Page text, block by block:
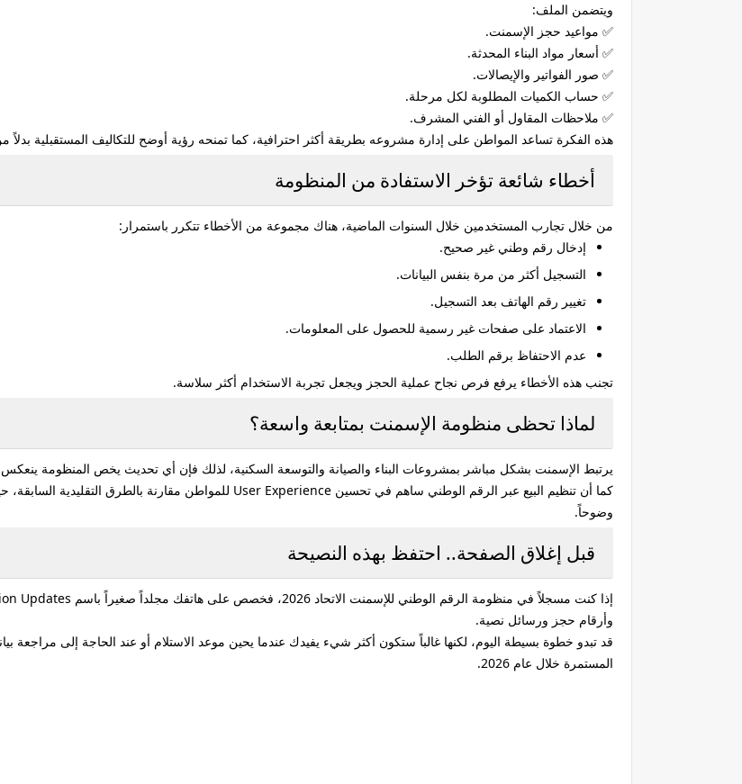
ويتضمن الملف:
✅ مواعيد حجز الإسمنت.
✅ أسعار مواد البناء المحدثة.
✅ صور الفواتير والإيصالات.
✅ حساب الكميات المطلوبة لكل مرحلة.
✅ ملاحظات المقاول أو الفني المشرف.
هذه الفكرة تساعد المواطن على إدارة مشروعه بطريقة أكثر احترافية، كما تمنحه رؤية أوضح للتكاليف المستقبلية
أخطاء شائعة تؤخر الاستفادة من المنظومة
من خلال تجارب المستخدمين خلال السنوات الماضية، هناك مجموعة من الأخطاء تتكرر باستمرار:
إدخال رقم وطني غير صحيح.
التسجيل أكثر من مرة بنفس البيانات.
تغيير رقم الهاتف بعد التسجيل.
الاعتماد على صفحات غير رسمية للحصول على المعلومات.
عدم الاحتفاظ برقم الطلب.
تجنب هذه الأخطاء يرفع فرص نجاح عملية الحجز ويجعل تجربة الاستخدام أكثر سلاسة.
لماذا تحظى منظومة الإسمنت بمتابعة واسعة؟
يرتبط الإسمنت بشكل مباشر بمشروعات البناء والصيانة والتوسعة السكنية، لذلك فإن أي تحديث يخص المنظومة ينعكس
كما أن تنظيم البيع عبر الرقم الوطني ساهم في تحسين User Experience للمواطن مقارنة بالطرق التقليدية
وضوحاً.
قبل إغلاق الصفحة.. احتفظ بهذه النصيحة
إذا كنت مسجلاً في منظومة الرقم الوطني للإسمنت الاتحاد 2026، فخصص على هاتفك مجلداً صغيراً باسم Updates
وأرقام حجز ورسائل نصية.
قد تبدو خطوة بسيطة اليوم، لكنها غالباً ستكون أكثر شيء يفيدك عندما يحين موعد الاستلام أو عند الحاجة إلى مراجعة
المستمرة خلال عام 2026.